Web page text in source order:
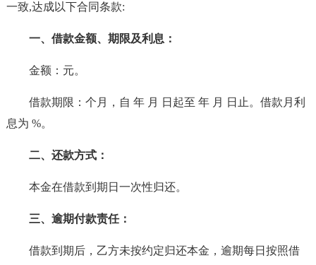
一致,达成以下合同条款:
一、借款金额、期限及利息：
金额：元。
借款期限：个月，自 年 月 日起至 年 月 日止。借款月利
息为 %。
二、还款方式：
本金在借款到期日一次性归还。
三、逾期付款责任：
借款到期后，乙方未按约定归还本金，逾期每日按照借